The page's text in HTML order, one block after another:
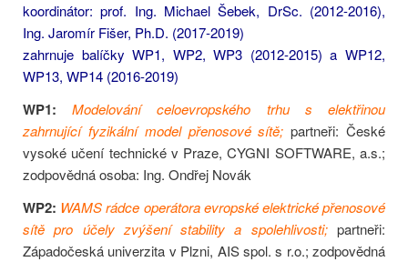
koordinátor: prof. Ing. Michael Šebek, DrSc. (2012-2016),
Ing. Jaromír Fišer, Ph.D. (2017-2019)
zahrnuje balíčky WP1, WP2, WP3 (2012-2015) a WP12,
WP13, WP14 (2016-2019)
WP1: Modelování celoevropského trhu s elektřinou
zahrnující fyzikální model přenosové sítě; partneři: České
vysoké učení technické v Praze, CYGNI SOFTWARE, a.s.;
zodpovědná osoba: Ing. Ondřej Novák
WP2: WAMS rádce operátora evropské elektrické přenosové
sítě pro účely zvýšení stability a spolehlivosti;partneři:
Západočeská univerzita v Plzni, AIS spol. s r.o.; zodpovědná